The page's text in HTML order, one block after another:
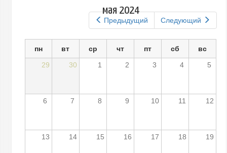
Предыдущий Следующий
мая 2024
пн вт ср чт пт сб
вс
29
30 1 2 3 4 5
6 7 8 9 10 11 12
13 14 15 16 17 18 19